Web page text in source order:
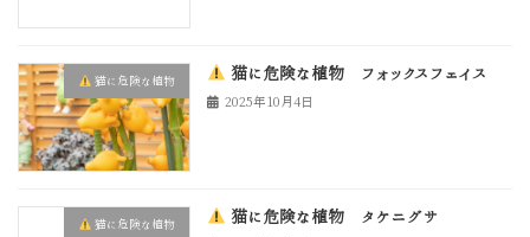
猫に危険な植物 猫に危険な植物 フォックスフェイス
2025年10月4日
猫に危険な植物 猫に危険な植物 タケニグサ